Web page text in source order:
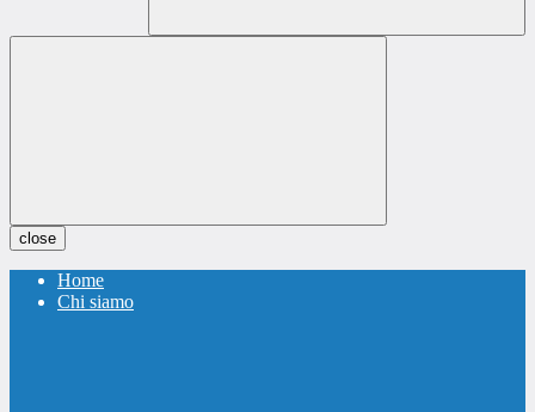
close
Home
Chi siamo